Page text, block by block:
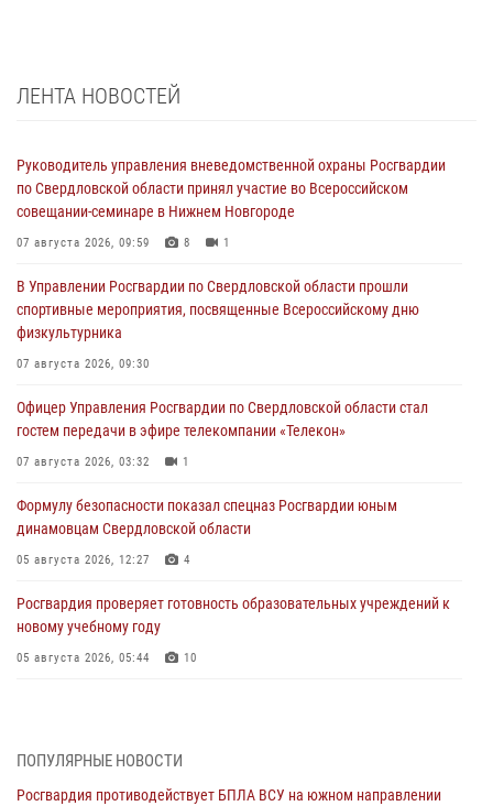
ЛЕНТА НОВОСТЕЙ
Руководитель управления вневедомственной охраны Росгвардии
по Свердловской области принял участие во Всероссийском
совещании-семинаре в Нижнем Новгороде
07 августа 2026, 09:59 8 1
В Управлении Росгвардии по Свердловской области прошли
спортивные мероприятия, посвященные Всероссийскому дню
физкультурника
07 августа 2026, 09:30
Офицер Управления Росгвардии по Свердловской области стал
гостем передачи в эфире телекомпании «Телекон»
07 августа 2026, 03:32 1
Формулу безопасности показал спецназ Росгвардии юным
динамовцам Свердловской области
05 августа 2026, 12:27 4
Росгвардия проверяет готовность образовательных учреждений к
новому учебному году
05 августа 2026, 05:44 10
04 августа 2026, 09:57 2
Росгвардия приняла участие в обеспечении безопасности Дня
ПОПУЛЯРНЫЕ НОВОСТИ
Росгвардия противодействует БПЛА ВСУ на южном направлении